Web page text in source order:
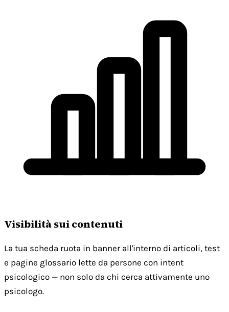
Visibilità sui contenuti
La tua scheda ruota in banner all'interno di articoli, test
e pagine glossario lette da persone con intent
psicologico — non solo da chi cerca attivamente uno
psicologo.